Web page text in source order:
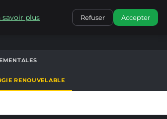
CONTACT
RENOUVELABLE
savoir plus Refuser Accepter